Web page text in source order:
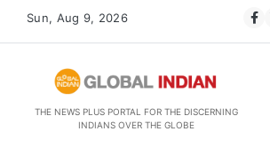
Sun, Aug 9, 2026
THE NEWS PLUS PORTAL FOR THE DISCERNING
INDIANS OVER THE GLOBE